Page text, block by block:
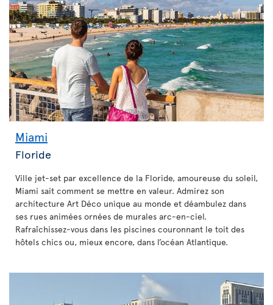
Miami
Floride
Ville jet-set par excellence de la Floride, amoureuse du soleil,
Miami sait comment se mettre en valeur. Admirez son
architecture Art Déco unique au monde et déambulez dans
ses rues animées ornées de murales arc-en-ciel.
Rafraîchissez-vous dans les piscines couronnant le toit des
hôtels chics ou, mieux encore, dans l’océan Atlantique.